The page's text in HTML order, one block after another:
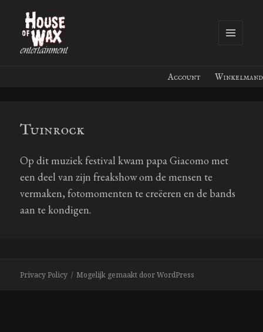
House of Wax Entertainment
Account Winkelmand
Tuinrock
Op dit muziek festival kwam papa Giacomo met
een deel van zijn freakshow om de mensen te
vermaken, fotomomenten te creëeren en de bands
aan te kondigen.
Privacy Policy Mogelijk gemaakt door WordPress